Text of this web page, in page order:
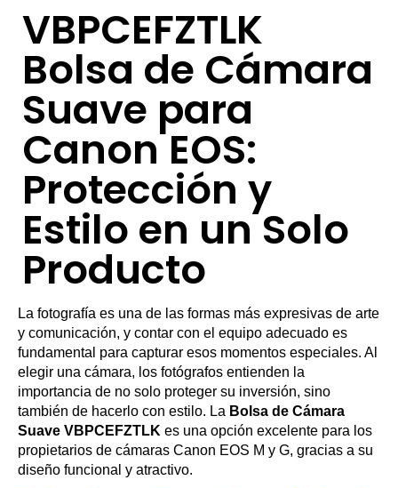
VBPCEFZTLK
Bolsa de Cámara
Suave para
Canon EOS:
Protección y
Estilo en un Solo
Producto
La fotografía es una de las formas más expresivas de arte
y comunicación, y contar con el equipo adecuado es
fundamental para capturar esos momentos especiales. Al
elegir una cámara, los fotógrafos entienden la
importancia de no solo proteger su inversión, sino
también de hacerlo con estilo. La Bolsa de Cámara
Suave VBPCEFZTLK es una opción excelente para los
propietarios de cámaras Canon EOS M y G, gracias a su
diseño funcional y atractivo.